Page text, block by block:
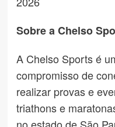
Sobre a Chelso
A Chelso Sports é
compromisso de
realizar provas e
triathons e